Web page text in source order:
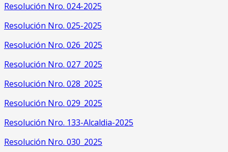
Resolución Nro. 024-2025
Resolución Nro. 025-2025
Resolución Nro. 026_2025
Resolución Nro. 027_2025
Resolución Nro. 028_2025
Resolución Nro. 029_2025
Resolución Nro. 133-Alcaldia-2025
Resolución Nro. 030_2025